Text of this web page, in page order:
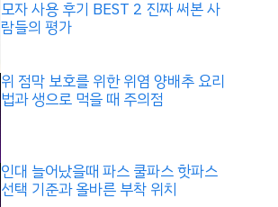
모자 사용 후기 BEST 2 진짜 써본 사
람들의 평가
위 점막 보호를 위한 위염 양배추 요리
법과 생으로 먹을 때 주의점
인대 늘어났을때 파스 쿨파스 핫파스
선택 기준과 올바른 부착 위치